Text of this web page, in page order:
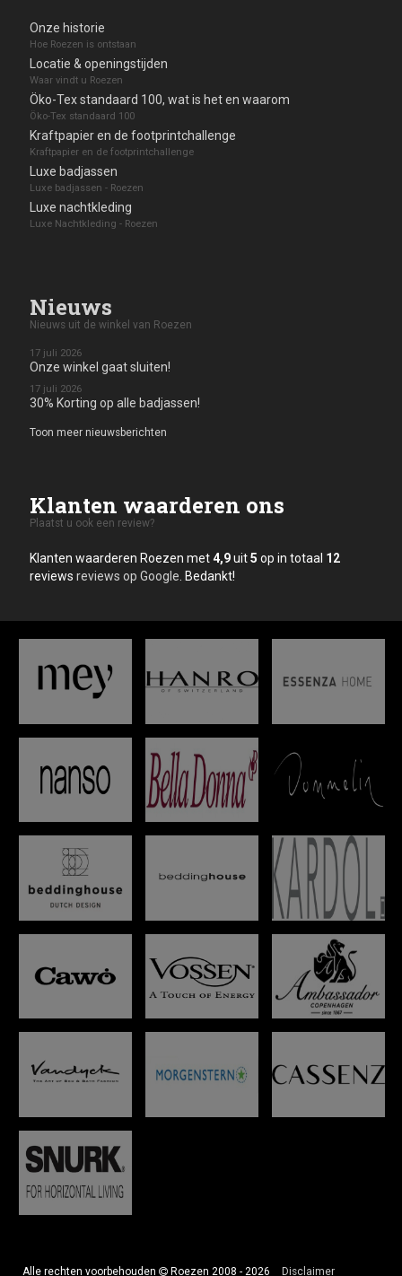
Onze historie
Hoe Roezen is ontstaan
Locatie & openingstijden
Waar vindt u Roezen
Öko-Tex standaard 100, wat is het en waarom
Öko-Tex standaard 100
Kraftpapier en de footprintchallenge
Kraftpapier en de footprintchallenge
Luxe badjassen
Luxe badjassen - Roezen
Luxe nachtkleding
Luxe Nachtkleding - Roezen
Nieuws
Nieuws uit de winkel van Roezen
17 juli 2026
Onze winkel gaat sluiten!
17 juli 2026
30% Korting op alle badjassen!
Toon meer nieuwsberichten
Klanten waarderen ons
Plaatst u ook een review?
Klanten waarderen Roezen met4,9uit5 op in totaal 12
reviews reviews op Google. Bedankt!
Alle rechten voorbehouden Roezen 2008 - 2026 Disclaimer